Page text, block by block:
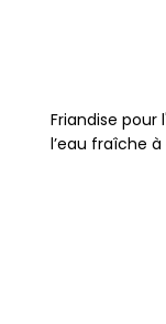
Friandise
l’eau fraîche